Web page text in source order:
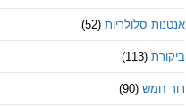
אנטנות סלולריות (52)
ביקורת (113)
דור חמש (90)